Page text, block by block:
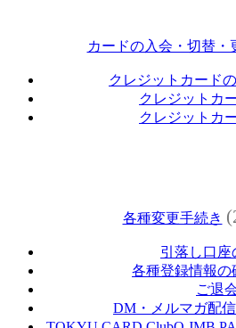
カードの入会・切替・
クレジットカード
クレジットカ
クレジットカ
各種変更手続き
引落し口座
各種登録情報の
ご退
DM・メルマガ配